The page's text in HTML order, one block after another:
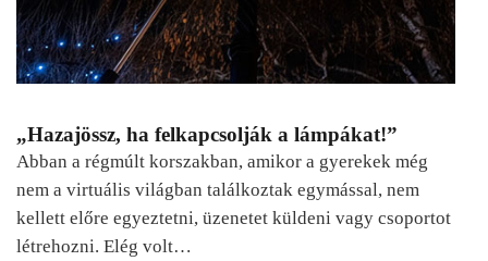
„Hazajössz, ha felkapcsolják a lámpákat!”
Abban a régmúlt korszakban, amikor a gyerekek még
nem a virtuális világban találkoztak egymással, nem
kellett előre egyeztetni, üzenetet küldeni vagy csoportot
létrehozni. Elég volt…